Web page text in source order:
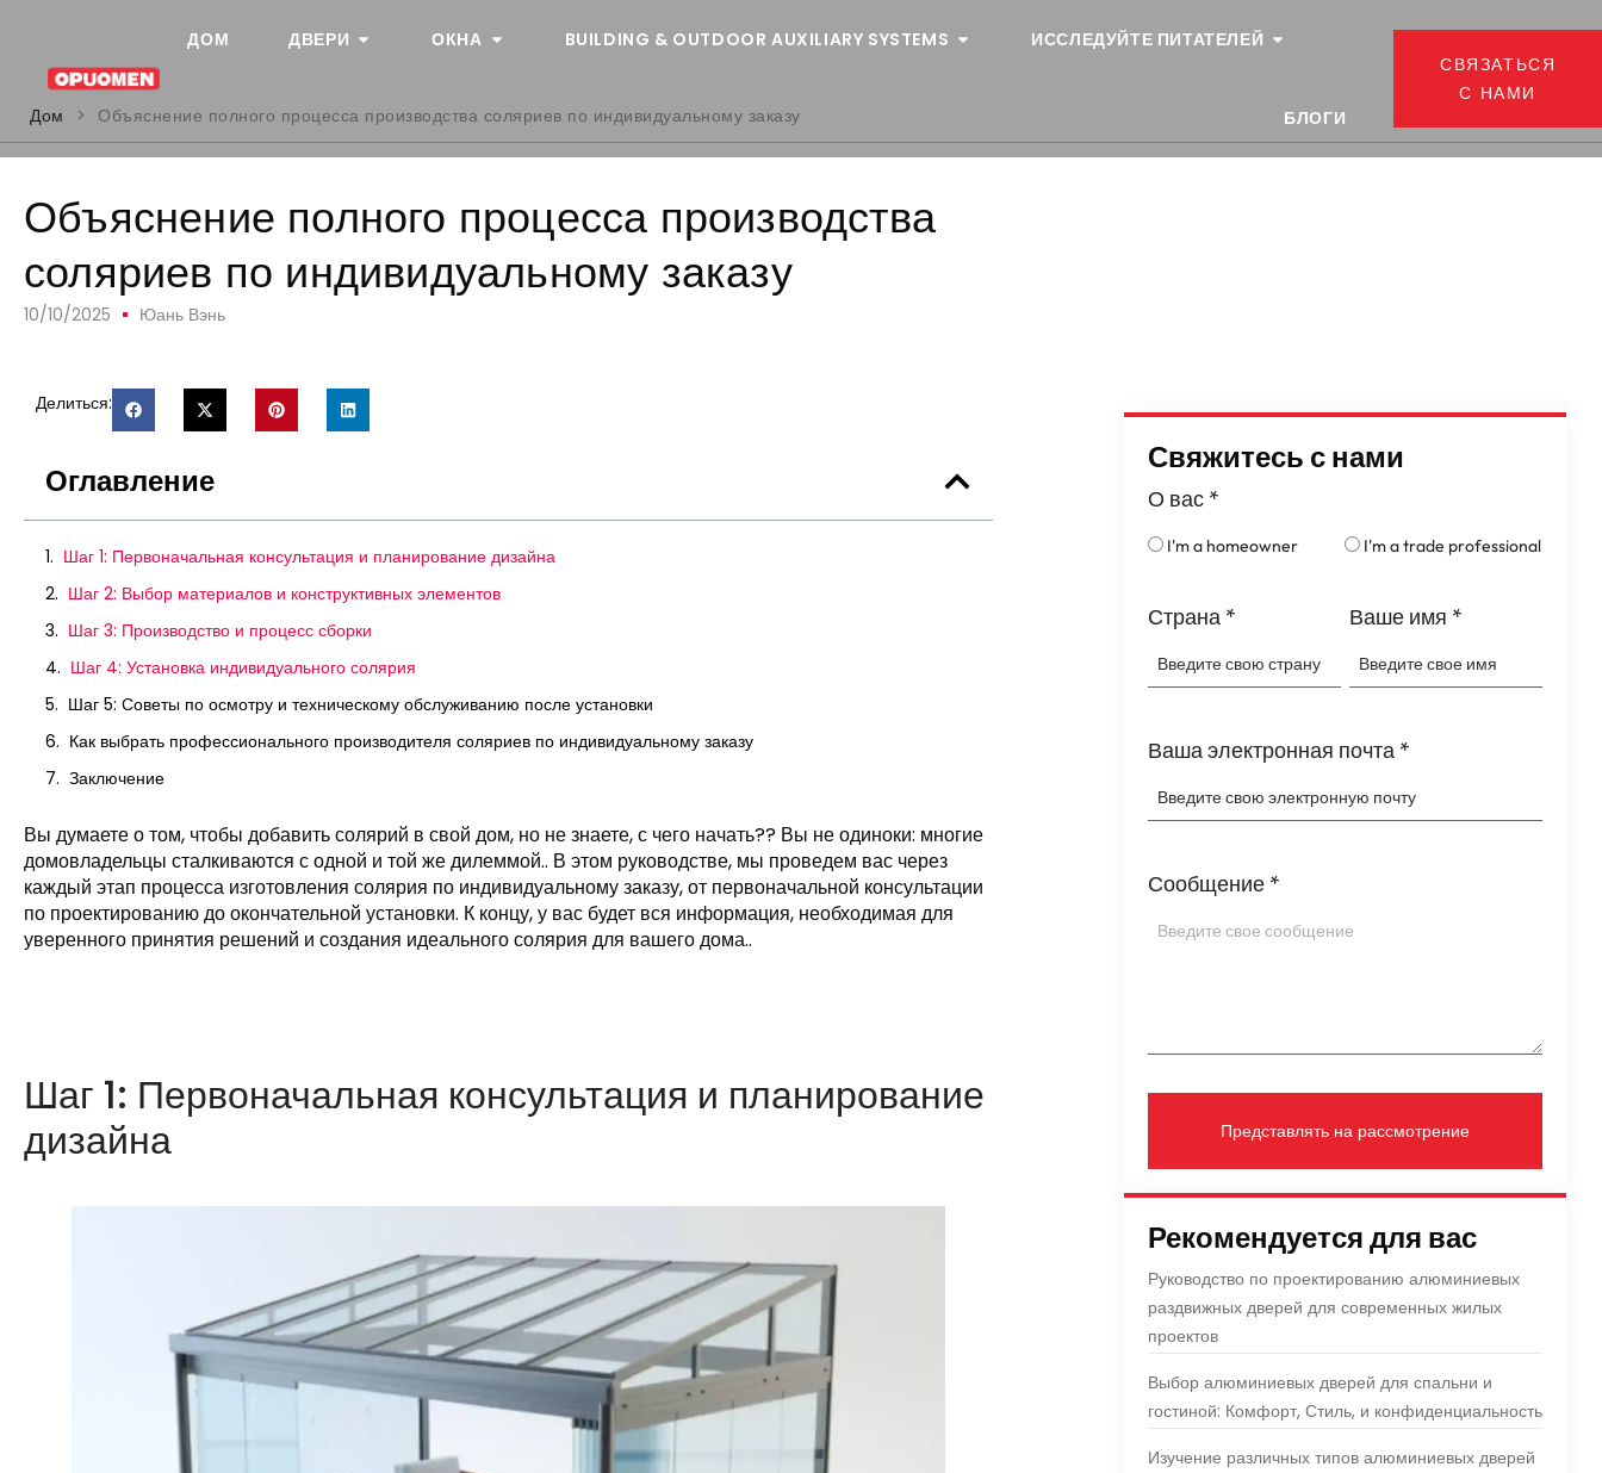
ДОМ ДВЕРИ ОКНА BUILDING & OUTDOOR AUXILIARY SYSTEMS ИССЛЕДУЙТЕ ПИТАТЕЛЕЙ
БЛОГИ
СВЯЗАТЬСЯ
С НАМИ
Дом
> Объяснение полного процесса производства соляриев по индивидуальному заказу
Объяснение полного процесса производства
соляриев по индивидуальному заказу
10/10/2025 Юань Вэнь
Делиться:
Оглавление
Шаг 1: Первоначальная консультация и планирование дизайна
Шаг 2: Выбор материалов и конструктивных элементов
Шаг 3: Производство и процесс сборки
Шаг 4: Установка индивидуального солярия
Шаг 5: Советы по осмотру и техническому обслуживанию после установки
Как выбрать профессионального производителя соляриев по индивидуальному заказу
Заключение
Вы думаете о том, чтобы добавить солярий в свой дом, но не знаете, с чего начать?? Вы не одиноки: многие
домовладельцы сталкиваются с одной и той же дилеммой.. В этом руководстве, мы проведем вас через
каждый этап процесса изготовления солярия по индивидуальному заказу, от первоначальной консультации
по проектированию до окончательной установки. К концу, у вас будет вся информация, необходимая для
уверенного принятия решений и создания идеального солярия для вашего дома..
Шаг 1: Первоначальная консультация и планирование
дизайна
Свяжитесь с нами
О вас *
I'm a homeowner I'm a trade professional
Страна * Ваше имя *
Ваша электронная почта *
Сообщение *
Представлять на рассмотрение
Рекомендуется для вас
Руководство по проектированию алюминиевых
раздвижных дверей для современных жилых
проектов
Выбор алюминиевых дверей для спальни и
гостиной: Комфорт, Стиль, и конфиденциальность
Изучение различных типов алюминиевых дверей